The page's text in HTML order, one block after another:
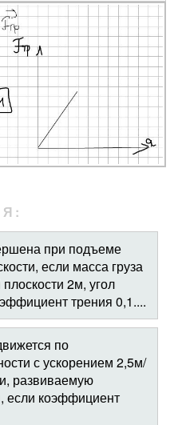
при подъеме
если масса груза
2м, угол
трения 0,1....
по
с ускорением 2,5м/
развиваемую
если коэффициент